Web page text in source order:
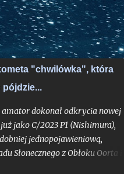
Kliknij w ten link, jeśli chcesz
r.
"chwilówka", która
pójdzie...
dokonał odkrycia nowej
jako C/2023 P1 (Nishimura),
jednopojawieniową,
Słonecznego z Obłoku Oorta i